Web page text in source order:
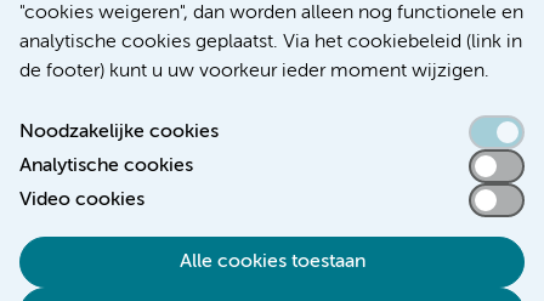
"cookies weigeren", dan worden alleen nog functionele en
analytische cookies geplaatst. Via het cookiebeleid (link in
de footer) kunt u uw voorkeur ieder moment wijzigen.
Noodzakelijke cookies
Analytische cookies
Video cookies
Alle cookies toestaan
Toegankelijkheidsverklaring
Responsible disclosure
Algemene privacyverklaring